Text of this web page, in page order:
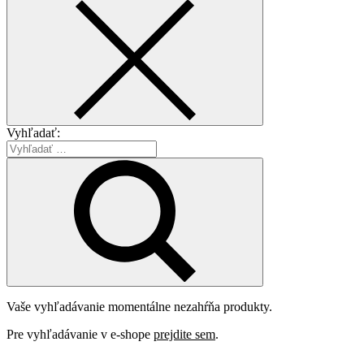
Vyhľadať:
Vaše vyhľadávanie momentálne nezahŕňa produkty.
Pre vyhľadávanie v e-shope prejdite sem.